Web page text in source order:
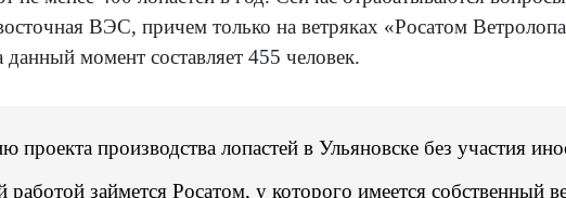
ВЭС, причем только на ветряках «Росатом
момент составляет 455 человек.
проекта производства лопастей в Ульяновске без участия
займется Росатом, у которого имеется собственный